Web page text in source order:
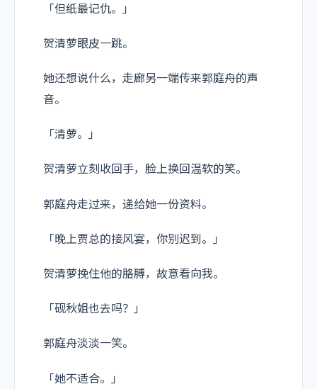
「但纸最记仇。」
贺清萝眼皮一跳。
她还想说什么，走廊另一端传来郭庭舟的声
音。
「清萝。」
贺清萝立刻收回手，脸上换回温软的笑。
郭庭舟走过来，递给她一份资料。
「晚上贾总的接风宴，你别迟到。」
贺清萝挽住他的胳膊，故意看向我。
「砚秋姐也去吗？」
郭庭舟淡淡一笑。
「她不适合。」